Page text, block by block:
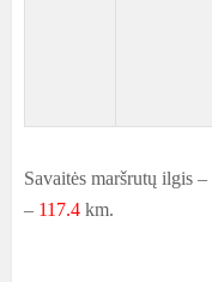
Savaitės maršrutų ilgis –
– 117.4 km.